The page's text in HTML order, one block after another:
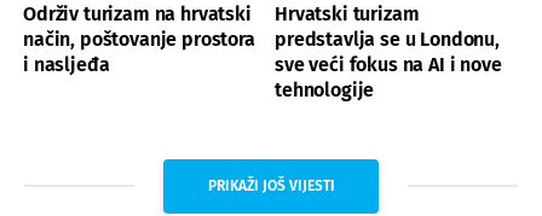
Održiv turizam na hrvatski
način, poštovanje prostora
i nasljeđa
Hrvatski turizam
predstavlja se u Londonu,
sve veći fokus na AI i nove
tehnologije
PRIKAŽI JOŠ VIJESTI